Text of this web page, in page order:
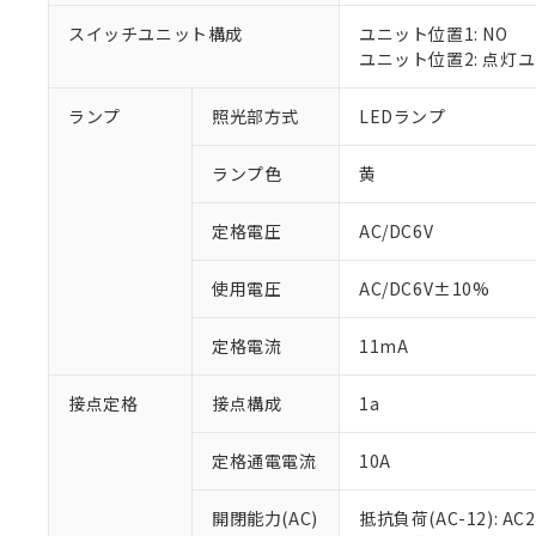
スイッチユニット構成
ユニット位置1: NO
ユニット位置2: 点灯
ランプ 照光部方式 LEDランプ
ランプ色 黄
定格電圧 AC/DC6V
使用電圧 AC/DC6V±10%
定格電流 11mA
接点定格 接点構成 1a
定格通電電流 10A
開閉能力(AC)
抵抗負荷(AC-12):
ご利用条件
本サービス
くものです。
当社制御機
在庫状況お
当社販売員
在庫状況お
ている必要
対応済み：EU
対応予定：EU
対応予定なし：
非該当品：ライセ
仕入先様の事情に
*EU RoHS指令（10物質
鉛(Pb) 1000ppm以下、
六価クロム(Cr(Ⅵ))
フタル酸ビス(2-エチル
ル（DBP） 1000ppm
但し、RoHS指令で産業
フタル酸エステル類の
※2 対応予定月
部品在庫の切り替
※1 中国
「×」：最大均質
「－」：未確認で
Pb(鉛) :1000ppm、 Hg(
DEHP(フタル酸ビス(2-
「ｅ」：有害物質
「10」：通常の使
味します。
当社は、こ
う）を輸出
などの必要
当社は規制
たしません。
記
号
○ 一定数
△ 一定数
－
在庫な
空
受注生